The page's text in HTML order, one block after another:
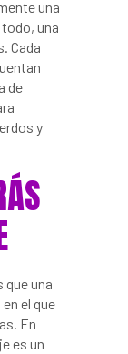
una
una
Cada
de
y
que una
el que
En
es un